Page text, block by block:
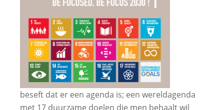
beseft dat er een agenda is; een wereldagenda
met 17 duurzame doelen die men behaalt wil